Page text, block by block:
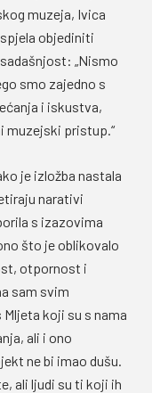
muzeja, Ivica
objediniti
„Nismo
smo zajedno s
i iskustva,
muzejski pristup.“
je izložba nastala
narativi
s izazovima
što je oblikovalo
otpornost i
sam svim
koji su s nama
ali i ono
ne bi imao dušu.
ali ljudi su ti koji ih